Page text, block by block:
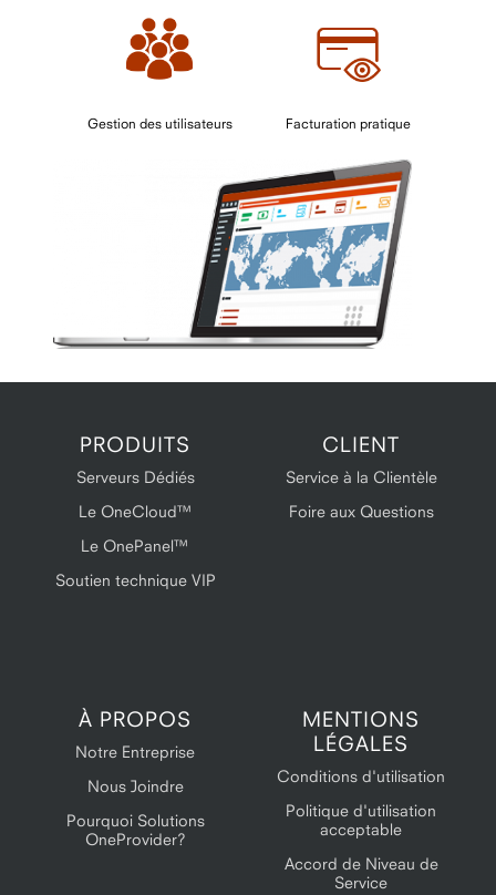
Gestion des utilisateurs Facturation pratique
PRODUITS
Serveurs Dédiés
Le OneCloud™
Le OnePanel™
Soutien technique VIP
CLIENT
Service à la Clientèle
Foire aux Questions
À PROPOS
Notre Entreprise
Nous Joindre
Pourquoi Solutions
OneProvider?
MENTIONS
LÉGALES
Conditions d'utilisation
Politique d'utilisation
acceptable
Accord de Niveau de
Service